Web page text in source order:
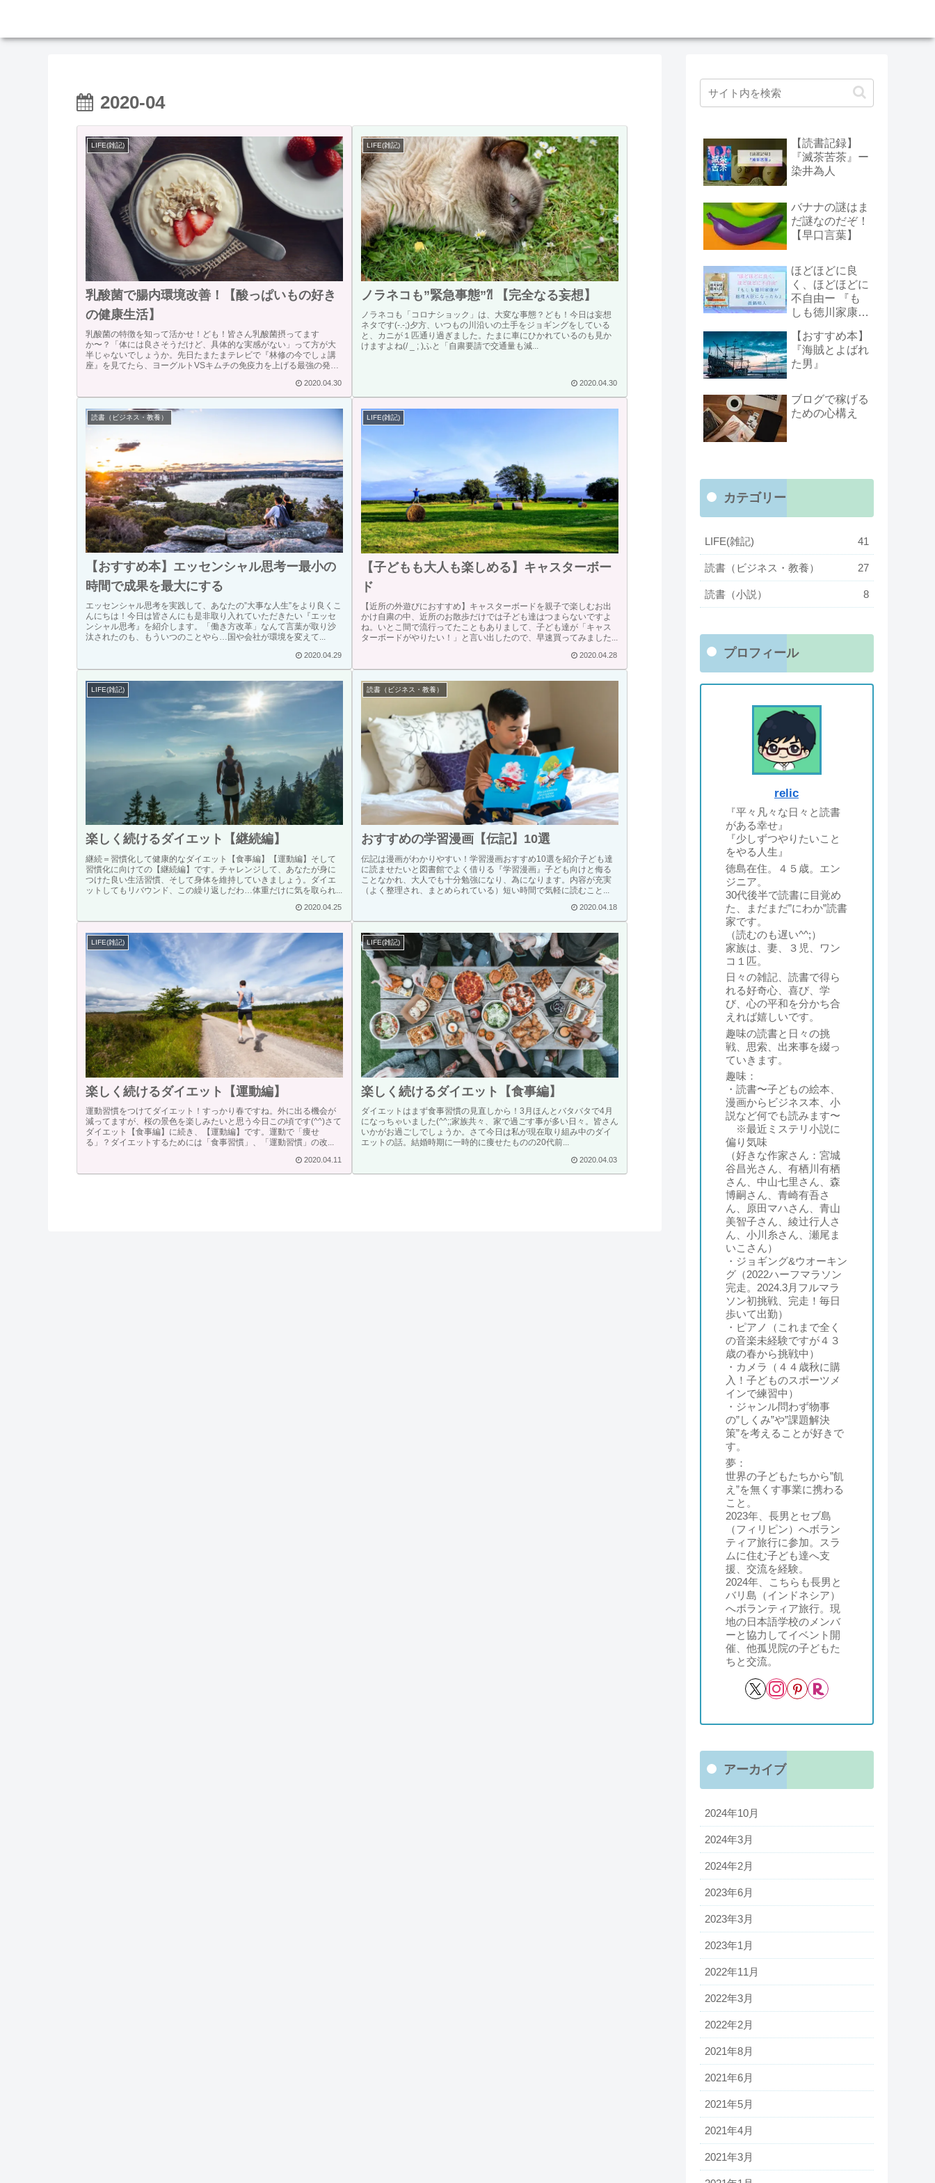
2020-04
LIFE(雑記)
乳酸菌で腸内環境改善！【酸っぱいもの好き
の健康生活】
乳酸菌の特徴を知って活かせ！ども！皆さん乳酸菌摂ってます
か〜？「体には良さそうだけど、具体的な実感がない」って方が大
半じゃないでしょうか。先日たまたまテレビで『林修の今でしょ講
座』を見てたら、ヨーグルトVSキムチの免疫力を上げる最強の発酵
2020.04.30
LIFE(雑記)
ノラネコも”緊急事態”⁈ 【完全なる妄想】
ノラネコも「コロナショック」は、大変な事態？ども！今日は妄想
ネタです(-.-;)夕方、いつもの川沿いの土手をジョギングをしている
と、カニが１匹通り過ぎました。たまに車にひかれているのも見か
けますよね(/ _ ; )ふと「自粛要請で交通量も減...
2020.04.30
読書（ビジネス・教養）
【おすすめ本】エッセンシャル思考ー最小の
時間で成果を最大にする
エッセンシャル思考を実践して、あなたの”大事な人生”をより良くこ
んにちは！今日は皆さんにも是非取り入れていただきたい『エッセ
ンシャル思考』を紹介します。「働き方改革」なんて言葉が取り沙
汰されたのも、もういつのことやら…国や会社が環境を変えて...
2020.04.29
LIFE(雑記)
【子どもも大人も楽しめる】キャスターボー
ド
【近所の外遊びにおすすめ】キャスターボードを親子で楽しむお出
かけ自粛の中、近所のお散歩だけでは子ども達はつまらないですよ
ね。いとこ間で流行ってたこともありまして、子ども達が「キャス
ターボードがやりたい！」と言い出したので、早速買ってみました...
2020.04.28
LIFE(雑記)
楽しく続けるダイエット【継続編】
継続＝習慣化して健康的なダイエット【食事編】【運動編】そして
習慣化に向けての【継続編】です。チャレンジして、あなたが身に
つけた良い生活習慣、そして身体を維持していきましょう。ダイエ
ットしてもリバウンド、この繰り返しだわ…体重だけに気を取られ...
2020.04.25
読書（ビジネス・教養）
おすすめの学習漫画【伝記】10選
伝記は漫画がわかりやすい！学習漫画おすすめ10選を紹介子ども達
に読ませたいと図書館でよく借りる『学習漫画』子ども向けと侮る
ことなかれ、大人でも十分勉強になり、為になります。内容が充実
（よく整理され、まとめられている）短い時間で気軽に読むこと...
2020.04.18
LIFE(雑記)
楽しく続けるダイエット【運動編】
運動習慣をつけてダイエット！すっかり春ですね。外に出る機会が
減ってますが、桜の景色を楽しみたいと思う今日この頃です(^^)さて
ダイエット【食事編】に続き、【運動編】です。運動で「痩せ
る」？ダイエットするためには「食事習慣」、「運動習慣」の改...
2020.04.11
LIFE(雑記)
楽しく続けるダイエット【食事編】
ダイエットはまず食事習慣の見直しから！3月ほんとバタバタで4月
になっちゃいました(^^;;家族共々、家で過ごす事が多い日々。皆さん
いかがお過ごしでしょうか。さて今日は私が現在取り組み中のダイ
エットの話。結婚時期に一時的に痩せたものの20代前...
2020.04.03
【読書記録】
『滅茶苦茶』ー
染井為人
バナナの謎はま
だ謎なのだぞ！
【早口言葉】
ほどほどに良
く、ほどほどに
不自由ー 『も
しも徳川家康が
たら』より
【おすすめ本】
『海賊とよばれ
た男』
ブログで稼げる
ための心構え
カテゴリー
LIFE(雑記) 41
読書（ビジネス・教養） 27
読書（小説） 8
プロフィール
relic
『平々凡々な日々と読書
がある幸せ』
『少しずつやりたいこと
をやる人生』
徳島在住。４５歳。エン
ジニア。
30代後半で読書に目覚め
た、まだまだ”にわか”読書
家です。
（読むのも遅い^^;）
家族は、妻、３児、ワン
コ１匹。
日々の雑記、読書で得ら
れる好奇心、喜び、学
び、心の平和を分かち合
えれば嬉しいです。
趣味の読書と日々の挑
戦、思索、出来事を綴っ
ていきます。
趣味：
・読書〜子どもの絵本、
漫画からビジネス本、小
説など何でも読みます〜
※最近ミステリ小説に
偏り気味
（好きな作家さん：宮城
谷昌光さん、有栖川有栖
さん、中山七里さん、森
博嗣さん、青崎有吾さ
ん、原田マハさん、青山
美智子さん、綾辻行人さ
ん、小川糸さん、瀬尾ま
いこさん）
・ジョギング&ウオーキン
グ（2022ハーフマラソン
完走。2024.3月フルマラ
ソン初挑戦、完走！毎日
歩いて出勤）
・ピアノ（これまで全く
の音楽未経験ですが４３
歳の春から挑戦中）
・カメラ（４４歳秋に購
入！子どものスポーツメ
インで練習中）
・ジャンル問わず物事
の”しくみ”や”課題解決
策”を考えることが好きで
す。
夢：
世界の子どもたちから”飢
え”を無くす事業に携わる
こと。
2023年、長男とセブ島
（フィリピン）へボラン
ティア旅行に参加。スラ
ムに住む子ども達へ支
援、交流を経験。
2024年、こちらも長男と
バリ島（インドネシア）
へボランティア旅行。現
地の日本語学校のメンバ
ーと協力してイベント開
催、他孤児院の子どもた
ちと交流。
アーカイブ
2024年10月
2024年3月
2024年2月
2023年6月
2023年3月
2023年1月
2022年11月
2022年3月
2022年2月
2021年8月
2021年6月
2021年5月
2021年4月
2021年3月